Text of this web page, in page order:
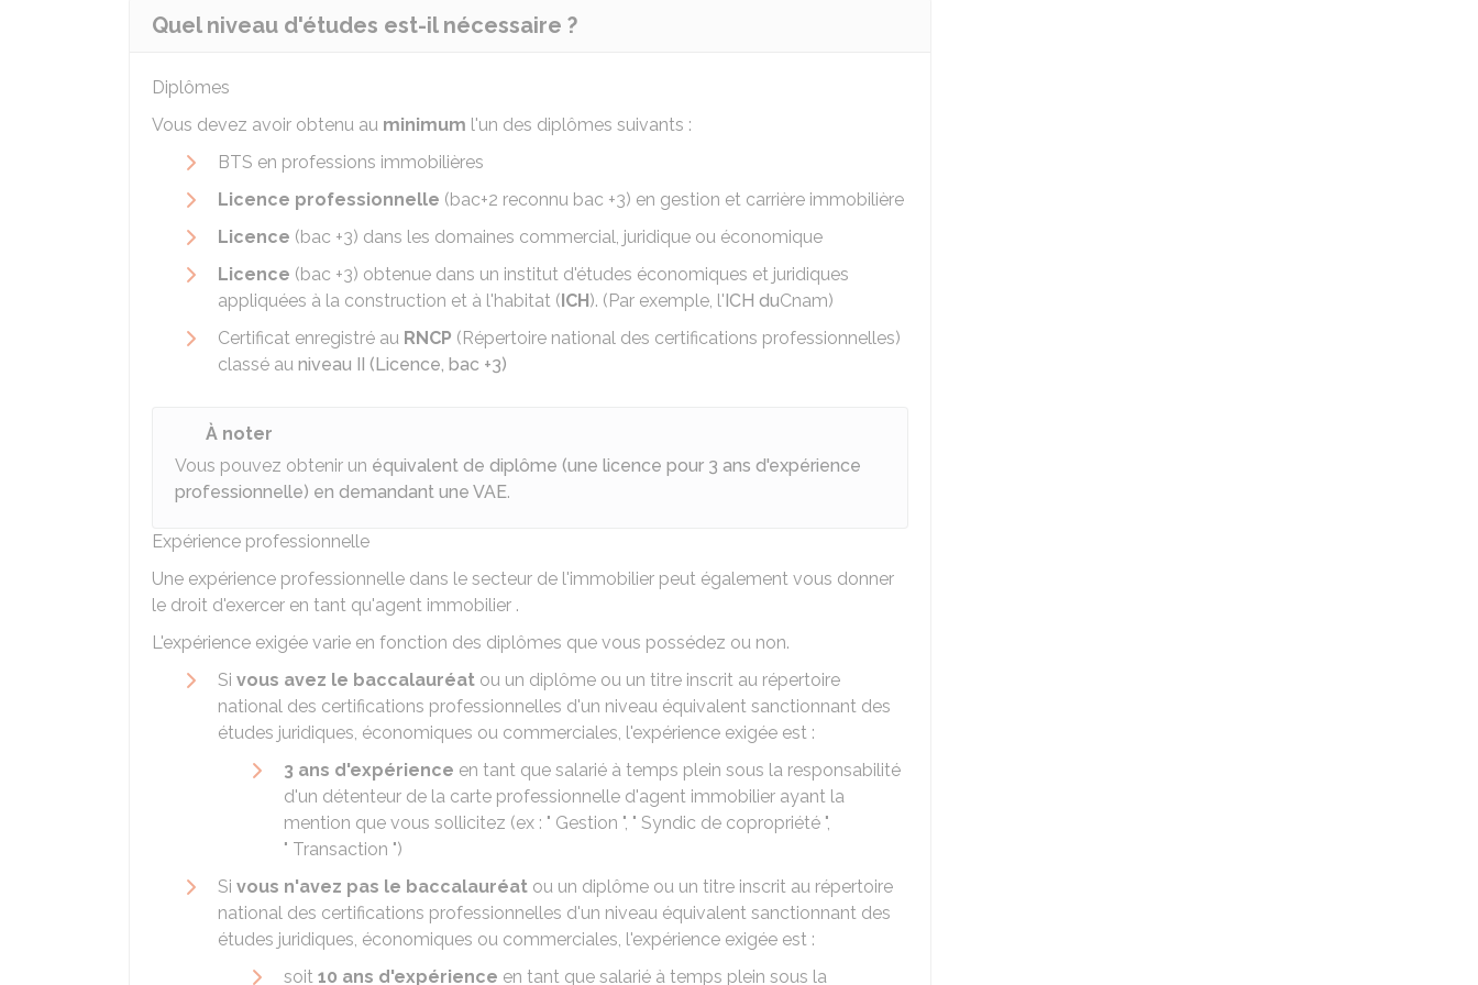
Quel niveau d'études est-il nécessaire ?
Diplômes
Vous devez avoir obtenu au minimum l'un des diplômes suivants :
BTS en professions immobilières
Licence professionnelle (bac+2 reconnu bac +3) en gestion et carrière immobilière
Licence (bac +3) dans les domaines commercial, juridique ou économique
Licence (bac +3) obtenue dans un institut d'études économiques et juridiques
appliquées à la construction et à l'habitat (ICH). (Par exemple, l'ICH duCnam)
Certificat enregistré au RNCP (Répertoire national des certifications professionnelles)
classé au niveau II (Licence, bac +3)
À noter
Vous pouvez obtenir un équivalent de diplôme (une licence pour 3 ans d'expérience
professionnelle) en demandant une VAE.
Expérience professionnelle
Une expérience professionnelle dans le secteur de l'immobilier peut également vous donner
le droit d'exercer en tant qu'agent immobilier .
L'expérience exigée varie en fonction des diplômes que vous possédez ou non.
Si vous avez le baccalauréat ou un diplôme ou un titre inscrit au répertoire
national des certifications professionnelles d'un niveau équivalent sanctionnant des
études juridiques, économiques ou commerciales, l'expérience exigée est :
3 ans d'expérience en tant que salarié à temps plein sous la responsabilité
d'un détenteur de la carte professionnelle d'agent immobilier ayant la
mention que vous sollicitez (ex : " Gestion ", " Syndic de copropriété ",
" Transaction ")
Si vous n'avez pas le baccalauréat ou un diplôme ou un titre inscrit au répertoire
national des certifications professionnelles d'un niveau équivalent sanctionnant des
études juridiques, économiques ou commerciales, l'expérience exigée est :
soit 10 ans d'expérience en tant que salarié à temps plein sous la